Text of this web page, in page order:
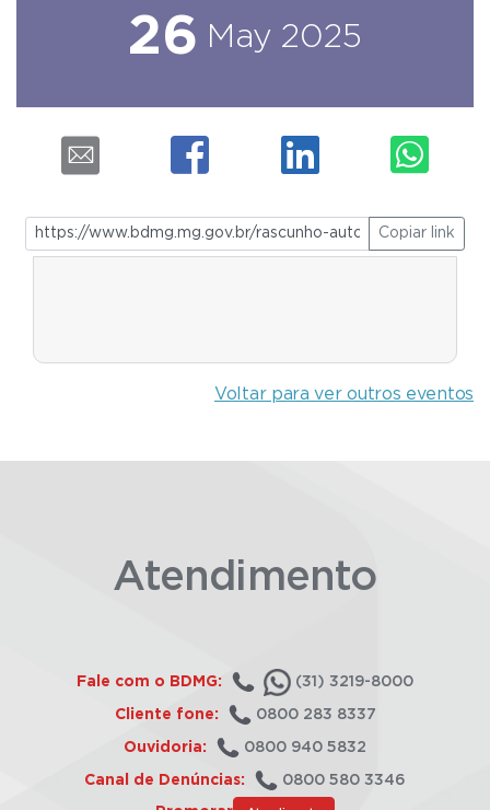
26 May 2025
Copiar link
Voltar para ver outros eventos
Atendimento
Fale com o BDMG: (31) 3219-8000
Cliente fone: 0800 283 8337
Ouvidoria: 0800 940 5832
Canal de Denúncias: 0800 580 3346